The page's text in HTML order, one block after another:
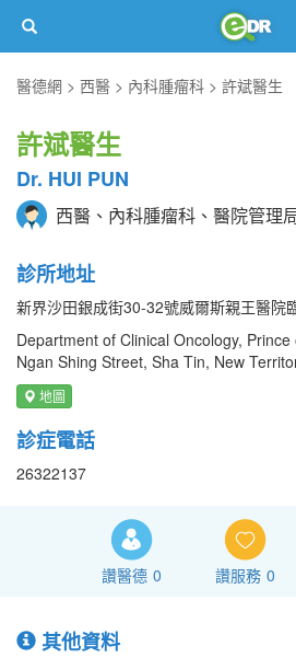
醫德網
西醫 內科腫瘤科 許斌醫生
許斌醫生
Dr. HUI PUN
西醫、內科腫瘤科、醫院管理
診所地址
新界沙田銀成街30-32號威爾斯親王醫院
Department of Clinical Oncology,
Ngan Shing Street, Sha Tin, New
地圖
診症電話
26322137
讚醫德 0 讚服務 0
其他資料